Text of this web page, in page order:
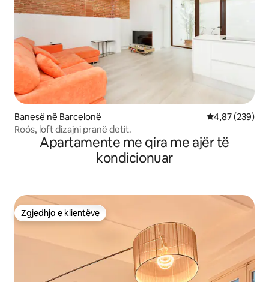
Banesë në Barcelonë Vlerësimi
4,87 (239)
Roós, loft dizajni pranë detit.
Apartamente me qira me ajër të
kondicionuar
Zgjedhja e klientëve
Zgjedhja e klientëve